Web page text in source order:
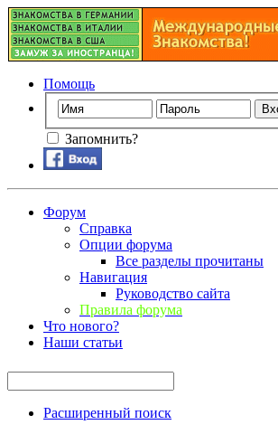
Помощь
Запомнить?
Форум
Справка
Опции форума
Все разделы прочитаны
Навигация
Руководство сайта
Правила форума
Что нового?
Наши статьи
Расширенный поиск